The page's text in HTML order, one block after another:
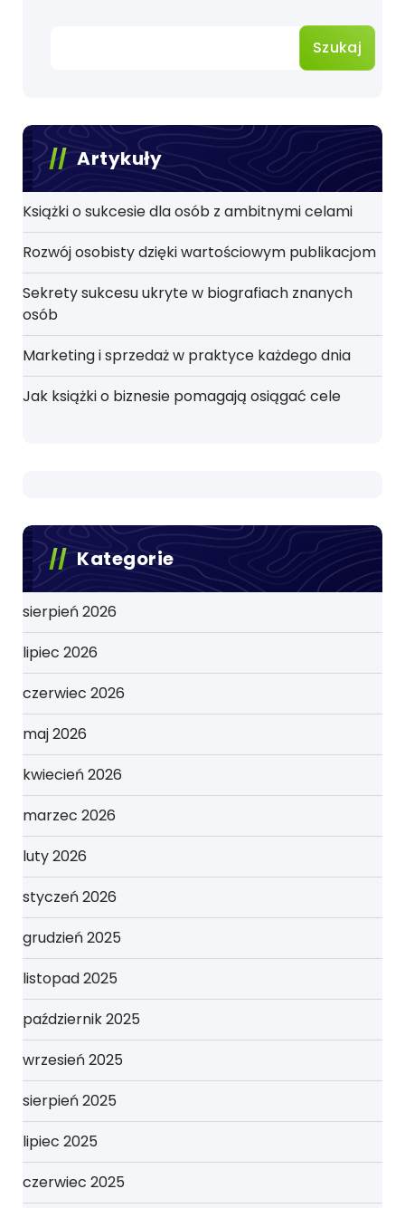
Szukaj
Artykuły
Książki o sukcesie dla osób z ambitnymi celami
Rozwój osobisty dzięki wartościowym publikacjom
Sekrety sukcesu ukryte w biografiach znanych
osób
Marketing i sprzedaż w praktyce każdego dnia
Jak książki o biznesie pomagają osiągać cele
Kategorie
sierpień 2026
lipiec 2026
czerwiec 2026
maj 2026
kwiecień 2026
marzec 2026
luty 2026
styczeń 2026
grudzień 2025
listopad 2025
październik 2025
wrzesień 2025
sierpień 2025
lipiec 2025
czerwiec 2025